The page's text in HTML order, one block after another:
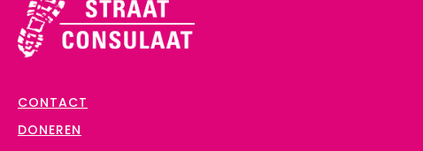
CONTACT
DONEREN